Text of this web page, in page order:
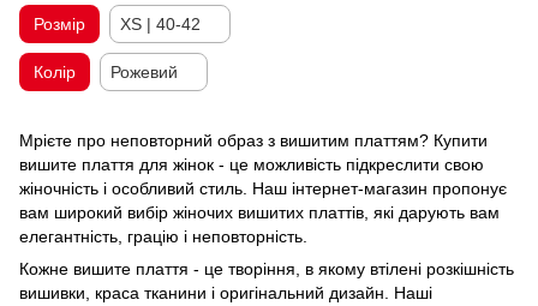
Мрієте про неповторний образ з вишитим платтям? Купити
вишите плаття для жінок - це можливість підкреслити свою
жіночність і особливий стиль. Наш інтернет-магазин пропонує
вам широкий вибір жіночих вишитих платтів, які дарують вам
елегантність, грацію і неповторність.
Кожне вишите плаття - це творіння, в якому втілені розкішність
вишивки, краса тканини і оригінальний дизайн. Наші
Розмір XS | 40-42
Колір Рожевий